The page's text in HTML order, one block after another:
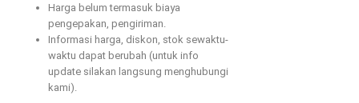
Harga belum termasuk biaya
pengepakan, pengiriman.
Informasi harga, diskon, stok sewaktu-
waktu dapat berubah (untuk info
update silakan langsung menghubungi
kami).